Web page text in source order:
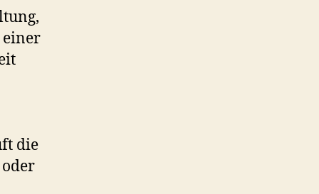
einer
die